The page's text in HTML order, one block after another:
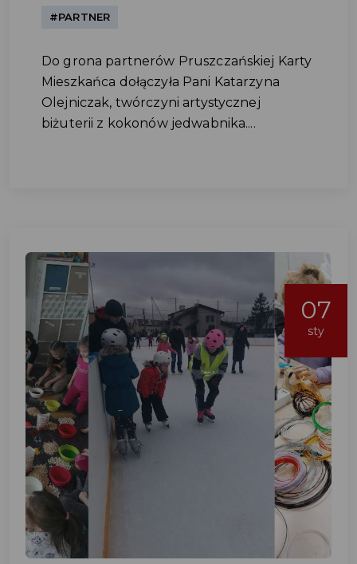
#PARTNER
Do grona partnerów Pruszczańskiej Karty
Mieszkańca dołączyła Pani Katarzyna
Olejniczak, twórczyni artystycznej
biżuterii z kokonów jedwabnika....
07
sty